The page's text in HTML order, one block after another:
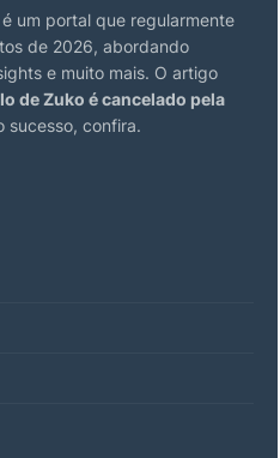
é um portal que regularmente
de 2026, abordando
e muito mais. O artigo
de Zuko é cancelado pela
sucesso, confira.